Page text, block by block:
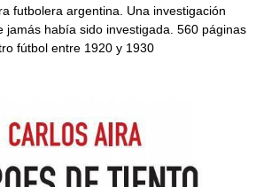
futbolera argentina. Una investigación
jamás había sido investigada. 560 páginas
fútbol entre 1920 y 1930